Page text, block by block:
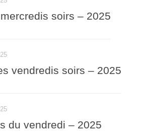
soirs – 2025
vendredis soirs – 2025
du vendredi – 2025